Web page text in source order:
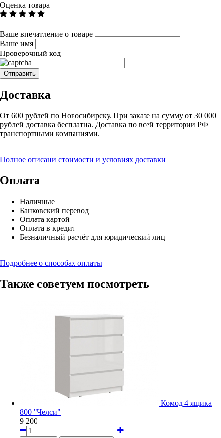
Оценка товара
Ваше впечатление о товаре
Ваше имя
Проверочный код
Доставка
От 600 рублей по Новосибирску. При заказе на сумму от 30 000
рублей доставка бесплатна. Доставка по всей территории РФ
транспортными компаниями.
Полное описани стоимости и условиях доставки
Оплата
Наличные
Банковский перевод
Оплата картой
Оплата в кредит
Безналичный расчёт для юридический лиц
Подробнее о способах оплаты
Также советуем посмотреть
Комод 4 ящика
800 "Челси"
9 200